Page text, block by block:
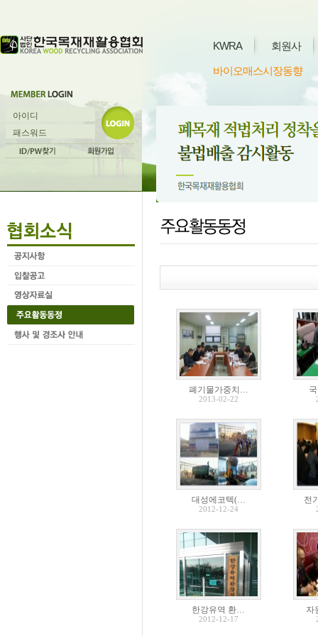
KWRA 회원사
바이오매스시장동향
폐기물가중치…
2013-02-22
대성에코텍(…
2012-12-24
전
한강유역 환…
2012-12-17
자